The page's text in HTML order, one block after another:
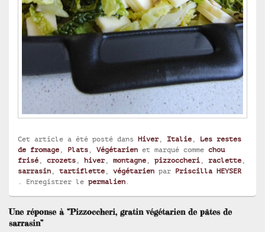
Cet article a été posté dans Hiver, Italie
Les restes
de fromage
Plats Végétarien et marqué comme chou
frisé
crozets hiver, montagne pizzoccheri raclette
sarrasin
tartiflette végétarien par Priscilla HEYSER
. Enregistrer le permalien
Une réponse à “Pizzoccheri, gratin végétarien de pâtes de
sarrasin”